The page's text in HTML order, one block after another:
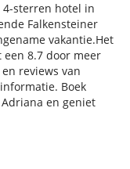
4-sterren hotel in
Falkensteiner
vakantie.Het
8.7 door meer
reviews van
Boek
en geniet